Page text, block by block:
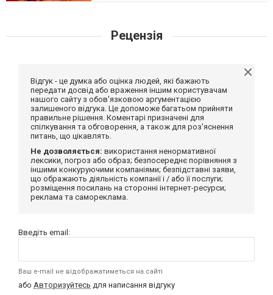
Рецензія
Відгук - це думка або оцінка людей, які бажають
передати досвід або враження іншим користувачам
нашого сайту з обов'язковою аргументацією
залишеного відгука. Це допоможе багатьом прийняти
правильне рішення. Коментарі призначені для
спілкування та обговорення, а також для роз'яснення
питань, що цікавлять.
Не дозволяється: використання ненормативної
лексики, погроз або образ; безпосереднє порівняння з
іншими конкуруючими компаніями; безпідставні заяви,
що ображають діяльність компанії і / або її послуги;
розміщення посилань на сторонні інтернет-ресурси;
реклама та самореклама.
Введіть email:
Ваш e-mail не відображатиметься на сайті
або Авторизуйтесь для написання відгуку